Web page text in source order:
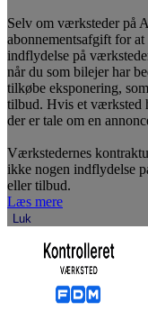
Selv om værksteder på
abonnementsafgift for
indflydelse på
når du som bilejer har
tilkøbe eksponering,
tilbud. Hvis et værksted
der er tale om en
Værkstedernes
ikke nogen indflydelse
eller tilbud.
Læs mere
Luk